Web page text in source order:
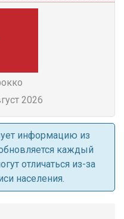
2026
информацию из
каждый
отличаться из-за
населения.